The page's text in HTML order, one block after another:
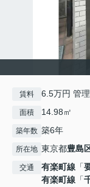
賃料 6.5万円 管
面積 14.98㎡
築年数 築6年
所在地 東京都豊島
交通 有楽町線 「
有楽町線 「